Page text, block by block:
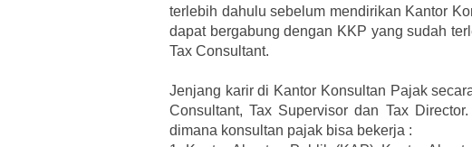
terlebih dahulu sebelum mendirikan Kantor
dapat bergabung dengan KKP yang sudah
Tax Consultant.
Jenjang karir di Kantor Konsultan Pajak
Consultant, Tax Supervisor dan Tax
dimana konsultan pajak bisa bekerja :